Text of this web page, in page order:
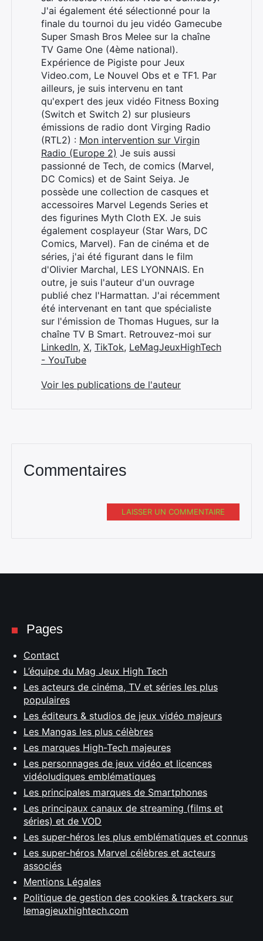
J'ai également été sélectionné pour la
finale du tournoi du jeu vidéo Gamecube
Super Smash Bros Melee sur la chaîne
TV Game One (4ème national).
Expérience de Pigiste pour Jeux
Video.com, Le Nouvel Obs et e TF1. Par
ailleurs, je suis intervenu en tant
qu'expert des jeux vidéo Fitness Boxing
(Switch et Switch 2) sur plusieurs
émissions de radio dont Virging Radio
(RTL2) : Mon intervention sur Virgin
Radio (Europe 2) Je suis aussi
passionné de Tech, de comics (Marvel,
DC Comics) et de Saint Seiya. Je
possède une collection de casques et
accessoires Marvel Legends Series et
des figurines Myth Cloth EX. Je suis
également cosplayeur (Star Wars, DC
Comics, Marvel). Fan de cinéma et de
séries, j'ai été figurant dans le film
d'Olivier Marchal, LES LYONNAIS. En
outre, je suis l'auteur d'un ouvrage
publié chez l'Harmattan. J'ai récemment
été intervenant en tant que spécialiste
sur l'émission de Thomas Hugues, sur la
chaîne TV B Smart. Retrouvez-moi sur
LinkedIn, X, TikTok, LeMagJeuxHighTech
- YouTube
Voir les publications de l'auteur
Commentaires
LAISSER UN COMMENTAIRE
Pages
Contact
L’équipe du Mag Jeux High Tech
Les acteurs de cinéma, TV et séries les plus
populaires
Les éditeurs & studios de jeux vidéo majeurs
Les Mangas les plus célèbres
Les marques High-Tech majeures
Les personnages de jeux vidéo et licences
vidéoludiques emblématiques
Les principales marques de Smartphones
Les principaux canaux de streaming (films et
séries) et de VOD
Les super-héros les plus emblématiques et connus
Les super-héros Marvel célèbres et acteurs
associés
Mentions Légales
Politique de gestion des cookies & trackers sur
lemagjeuxhightech.com
Rechercher
: